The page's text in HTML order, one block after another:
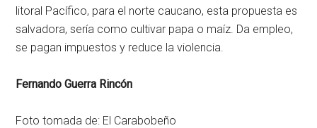
litoral Pacífico, para el norte caucano, esta propuesta es
salvadora, sería como cultivar papa o maíz. Da empleo,
se pagan impuestos y reduce la violencia.
Fernando Guerra Rincón
Foto tomada de: El Carabobeño